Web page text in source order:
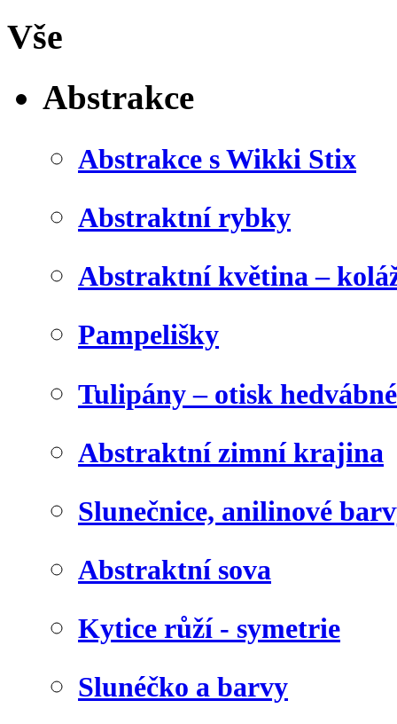
Vše
Abstrakce
Abstrakce s Wikki Stix
Abstraktní rybky
Abstraktní květina –
Pampelišky
Tulipány – otisk
Abstraktní zimní krajina
Slunečnice, anilinové
Abstraktní sova
Kytice růží - symetrie
Slunéčko a barvy